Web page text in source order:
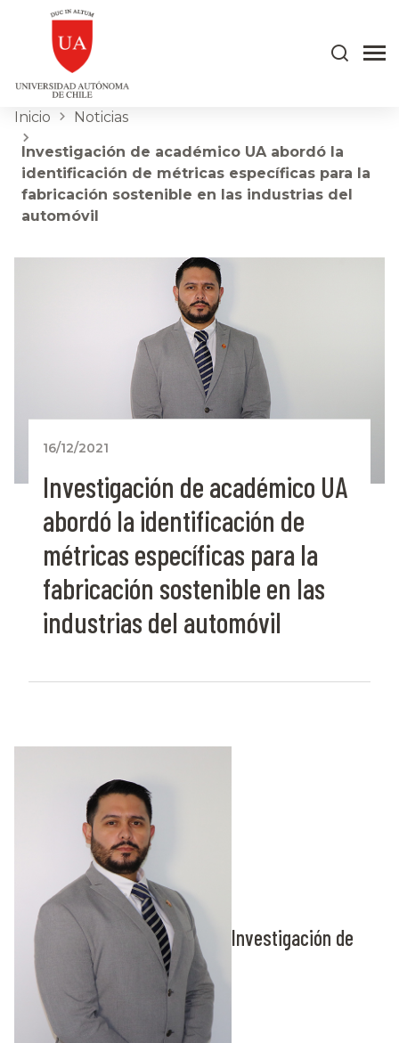
Inicio Noticias
Investigación de académico UA abordó la
identificación de métricas específicas para la
fabricación sostenible en las industrias del
automóvil
16/12/2021
Investigación de académico UA
abordó la identificación de
métricas específicas para la
fabricación sostenible en las
industrias del automóvil
Investigación de